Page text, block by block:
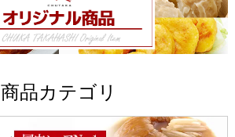
商品カテゴリ